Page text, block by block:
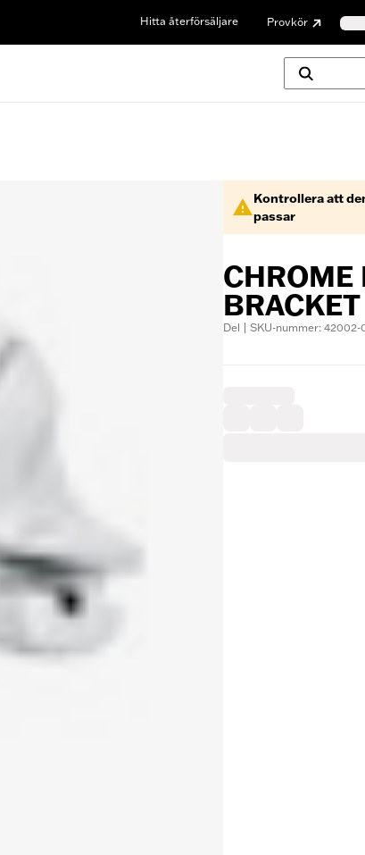
Hitta återförsäljare Provkör
Kontrollera att
passar
CHROME
BRACKET
Del | SKU-nummer: 42002-